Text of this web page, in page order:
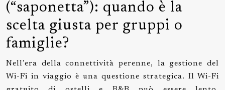
(“saponetta”): quando è la
scelta giusta per gruppi o
famiglie?
Nell’era della connettività perenne, la gestione del
Wi-Fi in viaggio è una questione strategica. Il Wi-Fi